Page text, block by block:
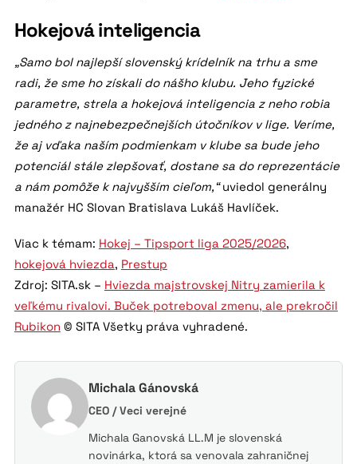
Hokejová inteligencia
„Samo bol najlepší slovenský krídelník na trhu a sme
radi, že sme ho získali do nášho klubu. Jeho fyzické
parametre, strela a hokejová inteligencia z neho robia
jedného z najnebezpečnejších útočníkov v lige. Veríme,
že aj vďaka naším podmienkam v klube sa bude jeho
potenciál stále zlepšovať, dostane sa do reprezentácie
a nám pomôže k najvyšším cieľom,“uviedol generálny
manažér HC Slovan Bratislava Lukáš Havlíček.
Viac k témam: Hokej – Tipsport liga 2025/2026,
hokejová hviezda, Prestup
Zdroj: SITA.sk – Hviezda majstrovskej Nitry zamierila k
veľkému rivalovi. Buček potreboval zmenu, ale prekročil
Rubikon © SITA Všetky práva vyhradené.
Michala Gánovská
CEO / Veci verejné
Michala Ganovská LL.M je slovenská
novinárka, ktorá sa venovala zahraničnej